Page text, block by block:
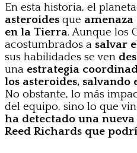
En esta historia, el
asteroides que
en la Tierra. Aunque los
acostumbrados a salvar
sus habilidades se ven
una estrategia
los asteroides, salvando
No obstante, lo más
del equipo, sino lo que
ha detectado una
Reed Richards que